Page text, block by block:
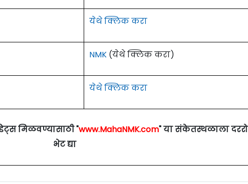
येथे क्लिक करा
NMK (येथे क्लिक करा)
येथे क्लिक करा
मिळवण्यासाठी "www.MahaNMK.com" या संकेतस्थळाला
भेट द्या